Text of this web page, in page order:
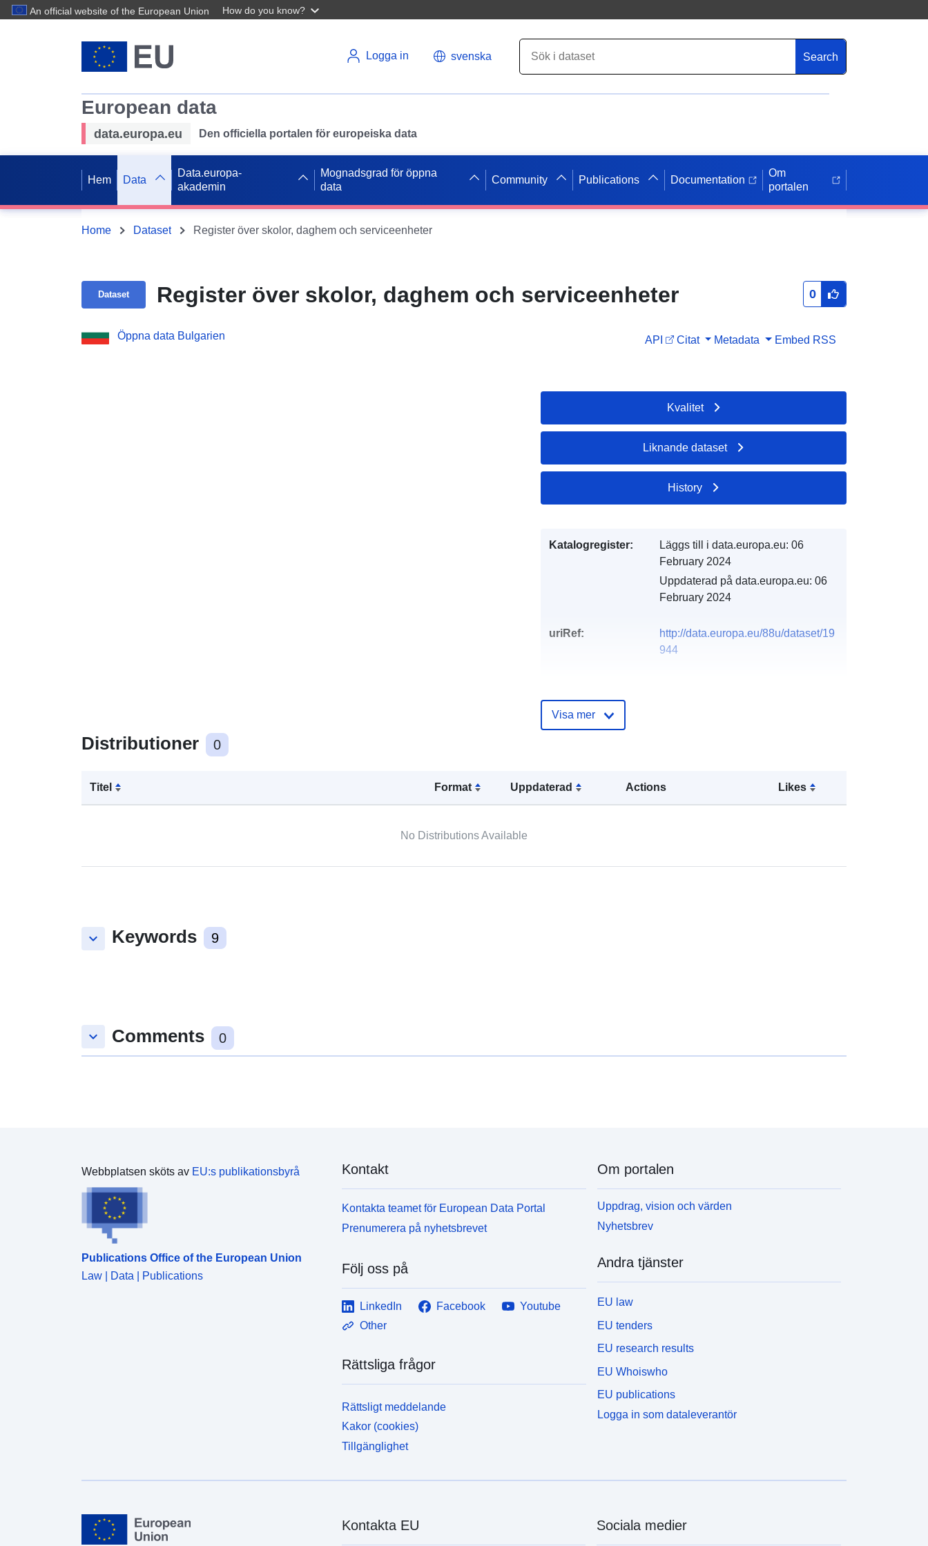
An official website of the European Union How do you know?
Logga in svenska Search
European data
data.europa.eu Den officiella portalen för europeiska data
Hem Data
Data.europa-
akademin
Mognadsgrad för öppna
data
Community Publications Documentation
Om
portalen
Home Dataset Register över skolor, daghem och serviceenheter
Dataset Register över skolor, daghem och serviceenheter 0
Öppna data Bulgarien API Citat Metadata Embed RSS
Distributioner 0
Titel Format Uppdaterad Actions Likes
No Distributions Available
keyboard_arrow_down Keywords 9
Kvalitet
Liknande dataset
History
Katalogregister: Läggs till i data.europa.eu: 06
February 2024
Uppdaterad på data.europa.eu: 06
February 2024
uriRef:
http://data.europa.eu/88u/dataset/19
944
Visa mer
keyboard_arrow_down Comments 0
Webbplatsen sköts av EU:s publikationsbyrå
Publications Office of the European Union
Law | Data | Publications
Kontakt
Kontakta teamet för European Data Portal
Prenumerera på nyhetsbrevet
Följ oss på
LinkedIn Facebook
Youtube
Other
Rättsliga frågor
Rättsligt meddelande
Kakor (cookies)
Tillgänglighet
Om portalen
Uppdrag, vision och värden
Nyhetsbrev
Andra tjänster
EU law
EU tenders
EU research results
EU Whoiswho
EU publications
Logga in som dataleverantör
Kontakta EU Sociala medier